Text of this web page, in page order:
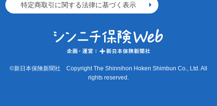
特定商取引に関する法律に基づく表示
©新日本保険新聞社 Copyright The Shinnihon Hoken Shimbun Co., Ltd. All
rights reserved.